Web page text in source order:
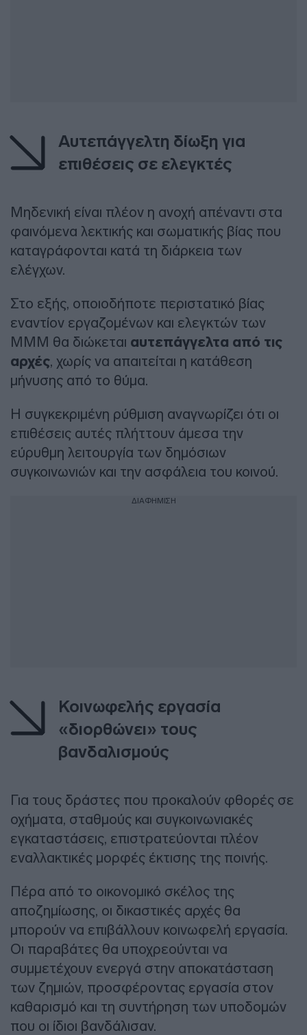
Αυτεπάγγελτη δίωξη για
επιθέσεις σε ελεγκτές
Μηδενική είναι πλέον η ανοχή απέναντι στα
φαινόμενα λεκτικής και σωματικής βίας που
καταγράφονται κατά τη διάρκεια των
ελέγχων.
Στο εξής, οποιοδήποτε περιστατικό βίας
εναντίον εργαζομένων και ελεγκτών των
ΜΜΜ θα διώκεται αυτεπάγγελτα από τις
αρχές, χωρίς να απαιτείται η κατάθεση
μήνυσης από το θύμα.
Η συγκεκριμένη ρύθμιση αναγνωρίζει ότι οι
επιθέσεις αυτές πλήττουν άμεσα την
εύρυθμη λειτουργία των δημόσιων
συγκοινωνιών και την ασφάλεια του κοινού.
ΔΙΑΦΗΜΙΣΗ
Κοινωφελής εργασία
«διορθώνει» τους
βανδαλισμούς
Για τους δράστες που προκαλούν φθορές σε
οχήματα, σταθμούς και συγκοινωνιακές
εγκαταστάσεις, επιστρατεύονται πλέον
εναλλακτικές μορφές έκτισης της ποινής.
Πέρα από το οικονομικό σκέλος της
αποζημίωσης, οι δικαστικές αρχές θα
μπορούν να επιβάλλουν κοινωφελή εργασία.
Οι παραβάτες θα υποχρεούνται να
συμμετέχουν ενεργά στην αποκατάσταση
των ζημιών, προσφέροντας εργασία στον
καθαρισμό και τη συντήρηση των υποδομών
που οι ίδιοι βανδάλισαν.